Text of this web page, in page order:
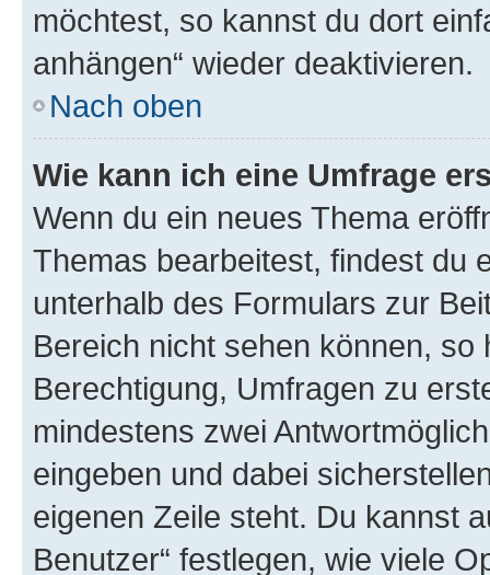
möchtest, so kannst du dort
anhängen“ wieder deaktivieren.
Nach oben
Wie kann ich eine Umfrage
Wenn du ein neues Thema
Themas bearbeitest, findest du
unterhalb des Formulars zur
Bereich nicht sehen können,
Berechtigung, Umfragen zu
mindestens zwei
eingeben und dabei
eigenen Zeile steht. Du kannst
Benutzer“ festlegen, wie viele